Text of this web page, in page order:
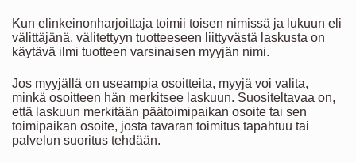
Kun elinkeinonharjoittaja toimii toisen nimissä ja lukuun eli
välittäjänä, välitettyyn tuotteeseen liittyvästä laskusta on
käytävä ilmi tuotteen varsinaisen myyjän nimi.
Jos myyjällä on useampia osoitteita, myyjä voi valita,
minkä osoitteen hän merkitsee laskuun. Suositeltavaa on,
että laskuun merkitään päätoimipaikan osoite tai sen
toimipaikan osoite, josta tavaran toimitus tapahtuu tai
palvelun suoritus tehdään.